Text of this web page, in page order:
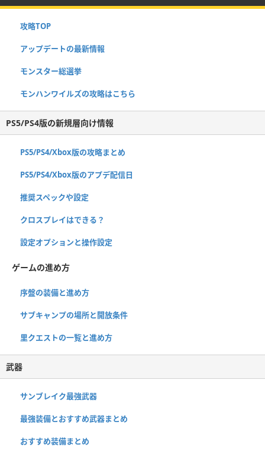
攻略TOP
アップデートの最新情報
モンスター総選挙
モンハンワイルズの攻略はこちら
PS5/PS4版の新規層向け情報
PS5/PS4/Xbox版の攻略まとめ
PS5/PS4/Xbox版のアプデ配信日
推奨スペックや設定
クロスプレイはできる？
設定オプションと操作設定
ゲームの進め方
序盤の装備と進め方
サブキャンプの場所と開放条件
里クエストの一覧と進め方
武器
サンブレイク最強武器
最強装備とおすすめ武器まとめ
おすすめ装備まとめ